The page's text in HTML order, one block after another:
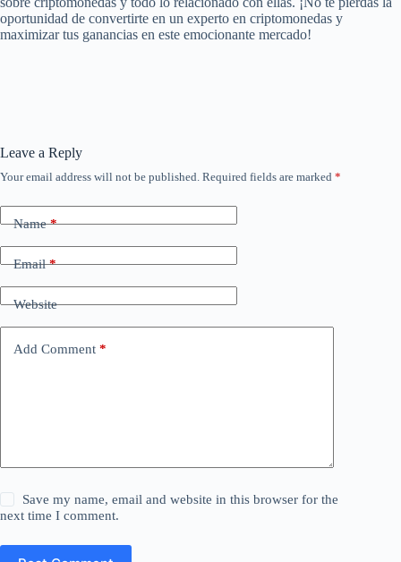
oportunidad de convertirte en un experto en criptomonedas y
maximizar tus ganancias en este emocionante mercado!
Leave a Reply
Your email address will not be published. Required fields are marked *
Name*
Email*
Website
Add Comment *
Save my name, email and website in this browser for the
next time I comment.